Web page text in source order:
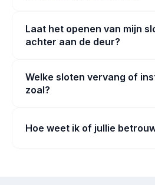
Laat het openen van mijn
achter aan de deur?
Welke sloten vervang of
zoal?
Hoe weet ik of jullie